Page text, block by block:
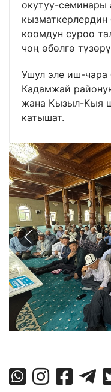
окутуу-семинары
коомдун суроо
чоң өбөлгө
Ушул эле иш-чара
Кадамжай
жана Кызыл-Кыя
катышат.